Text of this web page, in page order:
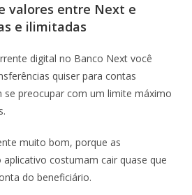
valores entre Next e
e ilimitadas
digital no Banco Next você
quiser para contas
se preocupar com um limite máximo
muito bom, porque as
costumam cair quase que
do beneficiário.